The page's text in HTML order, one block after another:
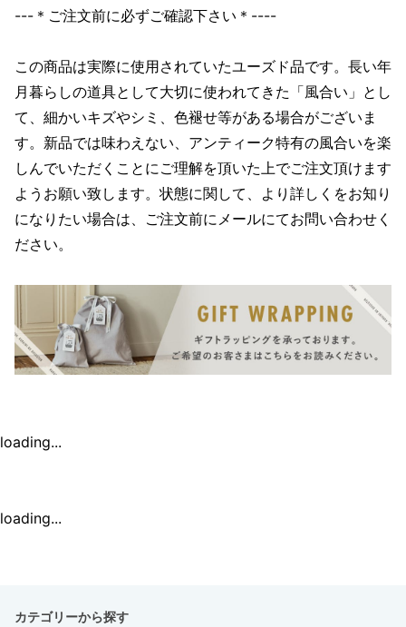
---＊ご注文前に必ずご確認下さい＊----
この商品は実際に使用されていたユーズド品です。長い年
月暮らしの道具として大切に使われてきた「風合い」とし
て、細かいキズやシミ、色褪せ等がある場合がございま
す。新品では味わえない、アンティーク特有の風合いを楽
しんでいただくことにご理解を頂いた上でご注文頂けます
ようお願い致します。状態に関して、より詳しくをお知り
になりたい場合は、ご注文前にメールにてお問い合わせく
ださい。
loading...
loading...
カテゴリーから探す